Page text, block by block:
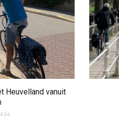
Heuvelland vanuit